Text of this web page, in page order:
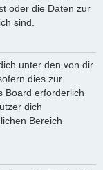
oder die Daten zur
sind.
unter den von dir
dies zur
Board erforderlich
dich
Bereich